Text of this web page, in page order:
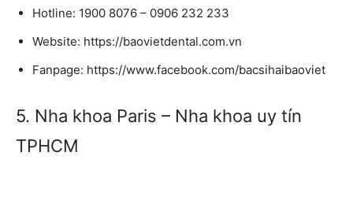
Hotline: 1900 8076 – 0906 232 233
Website: https://baovietdental.com.vn
Fanpage: https://www.facebook.com/bacsihaibaoviet
5. Nha khoa Paris – Nha khoa uy tín
TPHCM